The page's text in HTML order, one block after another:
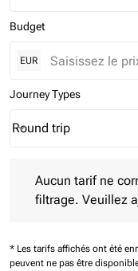
Budget
EUR
Journey Types
Journey Types option
Round trip
keyboard_arrow_down
Aucun tarif ne
filtrage. Veuillez
* Les tarifs affichés ont été
peuvent ne pas être